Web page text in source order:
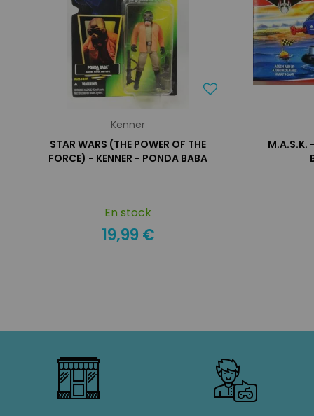
Kenner
STAR WARS (THE POWER OF THE
FORCE) - KENNER - PONDA BABA
En stock
19,99 €
M.A.S.K.